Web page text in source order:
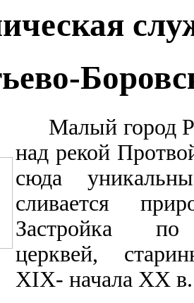
Малый город
над рекой
сюда
сливается
Застройка
церквей,
XIX- начала XX